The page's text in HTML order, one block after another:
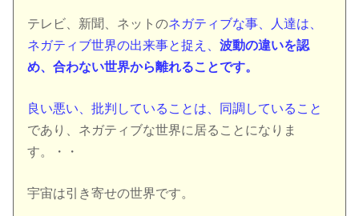
テレビ、新聞、ネットのネガティブな事、人達は、
ネガティブ世界の出来事と捉え、波動の違いを認
め、合わない世界から離れることです。
良い悪い、批判していることは、同調していること
であり、ネガティブな世界に居ることになりま
す。・・
宇宙は引き寄せの世界です。